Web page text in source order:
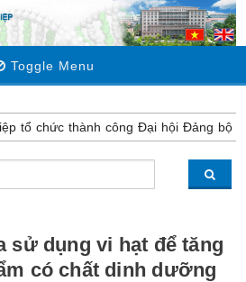
Toggle Menu
tổ chức thành công Đại hội Đảng bộ
sử dụng vi hạt để tăng
có chất dinh dưỡng